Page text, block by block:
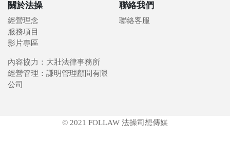
關於法操
經營理念
服務項目
影片專區
聯絡我們
聯絡客服
內容協力：大壯法律事務所
經營管理：謙明管理顧問有限
公司
© 2021 FOLLAW 法操司想傳媒